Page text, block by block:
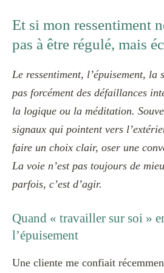
Et si mon ressentiment
pas à être régulé, mais
Le ressentiment, l’épuisement, la
pas forcément des défaillances
la logique ou la méditation.
signaux qui pointent vers
faire un choix clair, oser une
La voie n’est pas toujours de
parfois, c’est d’agir.
Quand « travailler sur soi »
l’épuisement
Une cliente me confiait